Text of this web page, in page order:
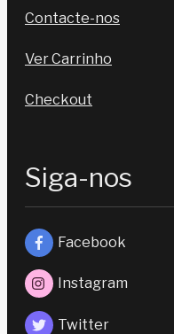
Contacte-nos
Ver Carrinho
Checkout
Siga-nos
Facebook
Instagram
Twitter